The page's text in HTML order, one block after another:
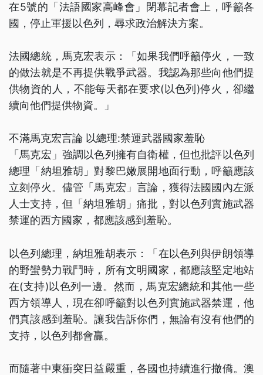
在5號的「法語國家高峰會」閉幕記者會上，呼籲各
國，停止軍援以色列，尋求政治解決方案。
法國總統，馬克宏表示：「如果我們呼籲停火，一致
的做法就是不再提供戰爭武器。我認為那些向他們提
供物資的人，不能每天都在要求(以色列)停火，卻繼
續向他們提供物資。」
不滿馬克宏言論 以總理:禁運武器國家羞恥
「馬克宏」強調以色列擁有自衛權，但也批評以色列
總理「納坦雅胡」對黎巴嫩展開地面行動，呼籲應該
立刻停火。儘管「馬克宏」言論，獲得法國國內左派
人士支持，但「納坦雅胡」痛批，對以色列實施武器
禁運的西方國家，都應該感到羞恥。
以色列總理，納坦雅胡表示：「在以色列與伊朗領導
的野蠻勢力戰鬥時，所有文明國家，都應該堅定地站
在(支持)以色列一邊。然而，馬克宏總統和其他一些
西方領導人，現在卻呼籲對以色列實施武器禁運，他
們真該感到羞恥。讓我告訴你們，無論有沒有他們的
支持，以色列都會贏。
而隨著中東衝突日益嚴重，各國也持續進行撤僑。澳